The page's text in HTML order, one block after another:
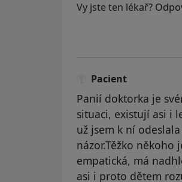
Vy jste ten lékař?
Pacient
Panií doktorka je
situaci, existují asi i
už jsem k ní
názor.Těžko
empatická, má
asi i proto dětem